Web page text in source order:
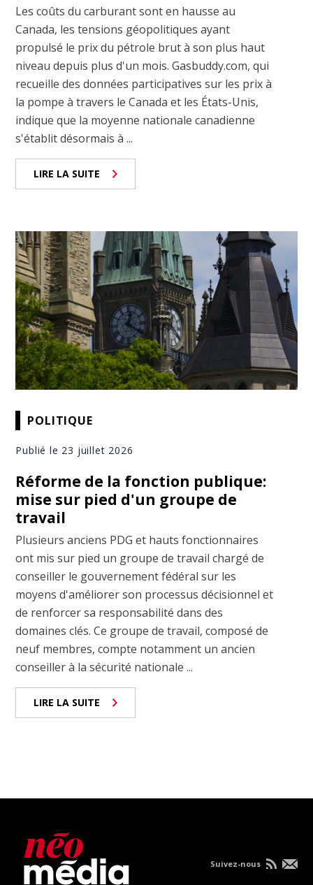
Les coûts du carburant sont en hausse au
Canada, les tensions géopolitiques ayant
propulsé le prix du pétrole brut à son plus haut
niveau depuis plus d'un mois. Gasbuddy.com, qui
recueille des données participatives sur les prix à
la pompe à travers le Canada et les États-Unis,
indique que la moyenne nationale canadienne
s'établit désormais à ...
LIRE LA SUITE
POLITIQUE
Publié le 23 juillet 2026
Réforme de la fonction publique:
mise sur pied d'un groupe de
travail
Plusieurs anciens PDG et hauts fonctionnaires
ont mis sur pied un groupe de travail chargé de
conseiller le gouvernement fédéral sur les
moyens d'améliorer son processus décisionnel et
de renforcer sa responsabilité dans des
domaines clés. Ce groupe de travail, composé de
neuf membres, compte notamment un ancien
conseiller à la sécurité nationale ...
LIRE LA SUITE
Suivez-nous